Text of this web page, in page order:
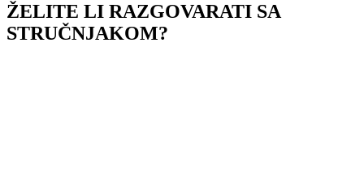
ŽELITE LI RAZGOVARATI SA
STRUČNJAKOM?